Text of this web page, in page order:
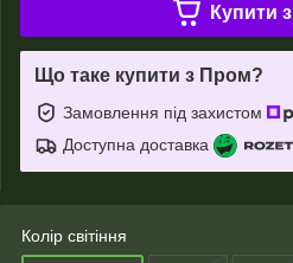
Купити з
Що таке купити з Пром?
Замовлення під захистом
Доступна доставка
Колір світіння